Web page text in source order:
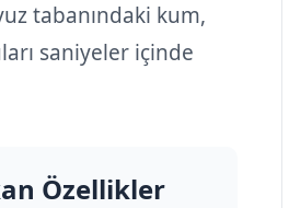
tabanındaki kum,
saniyeler içinde
Özellikler